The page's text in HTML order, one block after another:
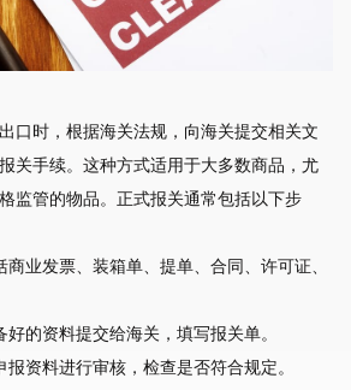
口时，根据海关法规，向海关提交相关文
关手续。这种方式适用于大多数商品，尤
监管的物品。正式报关通常包括以下步
业发票、装箱单、提单、合同、许可证、
的资料提交给海关，填写报关单。
资料进行审核，检查是否符合规定。